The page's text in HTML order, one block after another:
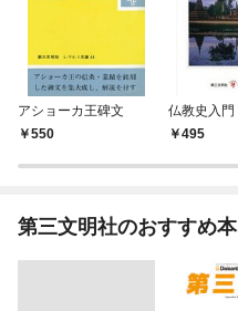
アショーカ王碑文
550
仏教史入門
495
第三文明社のおすすめ本